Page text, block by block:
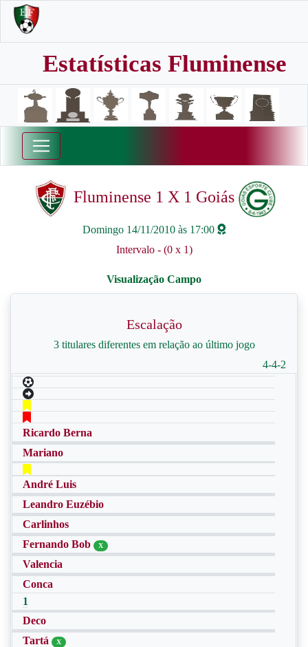
Estatísticas Fluminense
Fluminense 1 X 1 Goiás
Domingo 14/11/2010 às 17:00
Intervalo - (0 x 1)
Escalação
3 titulares diferentes em relação ao último jogo
4-4-2
Ricardo Berna
Mariano
André Luis
Leandro Euzébio
Carlinhos
Fernando Bob
X
Valencia
Conca
1
Deco
Tartá
X